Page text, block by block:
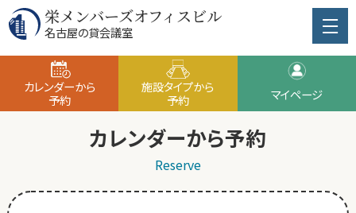
栄メンバーズオフィスビル
名古屋の貸会議室
カレンダーから
予約
施設タイプから
予約
マイページ
カレンダーから予約
Reserve